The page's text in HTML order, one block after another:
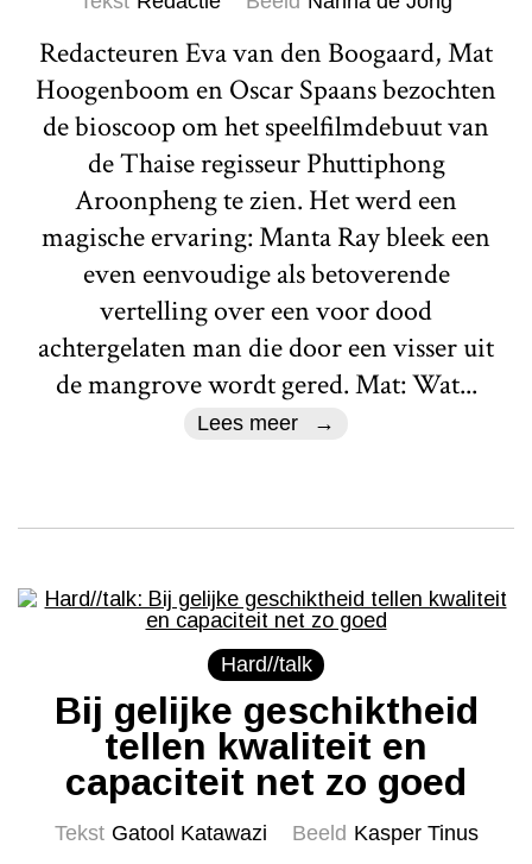
Redacteuren Eva van den Boogaard, Mat
Hoogenboom en Oscar Spaans bezochten
de bioscoop om het speelfilmdebuut van
de Thaise regisseur Phuttiphong
Aroonpheng te zien. Het werd een
magische ervaring: Manta Ray bleek een
even eenvoudige als betoverende
vertelling over een voor dood
achtergelaten man die door een visser uit
de mangrove wordt gered. Mat: Wat...
Lees meer
Hard//talk
Bij gelijke geschiktheid
tellen kwaliteit en
capaciteit net zo goed
Tekst Gatool Katawazi Beeld Kasper Tinus